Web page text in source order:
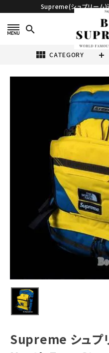
Supreme(シュプリー
search
view_module CATEGORY
Supreme シュプ
Face Steep
Backpack ノー
(税込)
Tシャツ・ロングスリーブ
パーカー・トレーナー
キャップ・ハット
Supreme シュプ